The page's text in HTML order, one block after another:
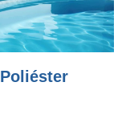
Poliéster